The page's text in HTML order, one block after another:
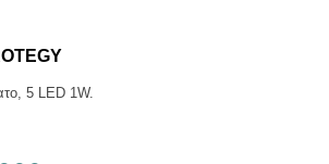
5 LED 1W.